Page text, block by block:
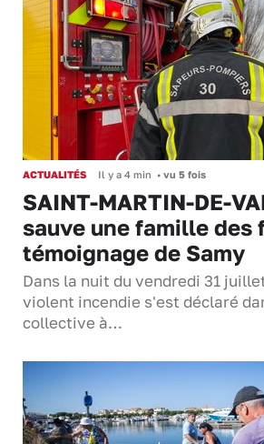
ACTUALITÉS Il y a 4 min • vu 5 fois
SAINT-MARTIN-DE-
sauve une famille des
témoignage de Samy
Dans la nuit du vendredi 31
violent incendie s'est déclaré
collective à…